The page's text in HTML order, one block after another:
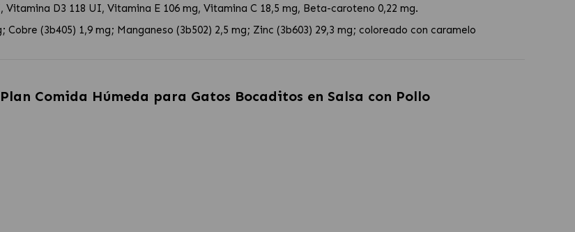
D3 118 UI, Vitamina E 106 mg, Vitamina C 18,5 mg, Beta-caroteno 0,22 mg.
Cobre (3b405) 1,9 mg; Manganeso (3b502) 2,5 mg; Zinc (3b603) 29,3 mg; coloreado con caramelo
Comida Húmeda para Gatos Bocaditos en Salsa con Pollo